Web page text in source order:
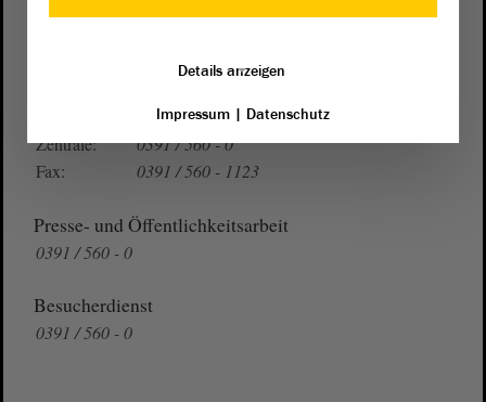
Wegbeschreibung
Telefon und Fax
Zentrale:
0391 / 560 - 0
Fax:
0391 / 560 - 1123
Presse- und Öffentlichkeitsarbeit
0391 / 560 - 0
Besucherdienst
0391 / 560 - 0
Details anzeigen
Impressum| Datenschutz